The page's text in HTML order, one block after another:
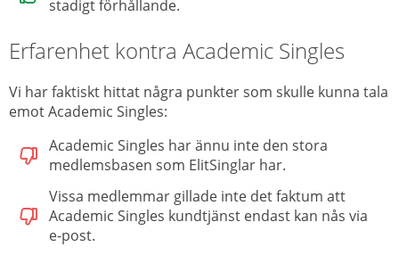
stadigt förhållande.
Erfarenhet kontra Academic Singles
Vi har faktiskt hittat några punkter som skulle kunna tala
emot Academic Singles:
Academic Singles har ännu inte den stora
medlemsbasen som ElitSinglar har.
Vissa medlemmar gillade inte det faktum att
Academic Singles kundtjänst endast kan nås via
e-post.